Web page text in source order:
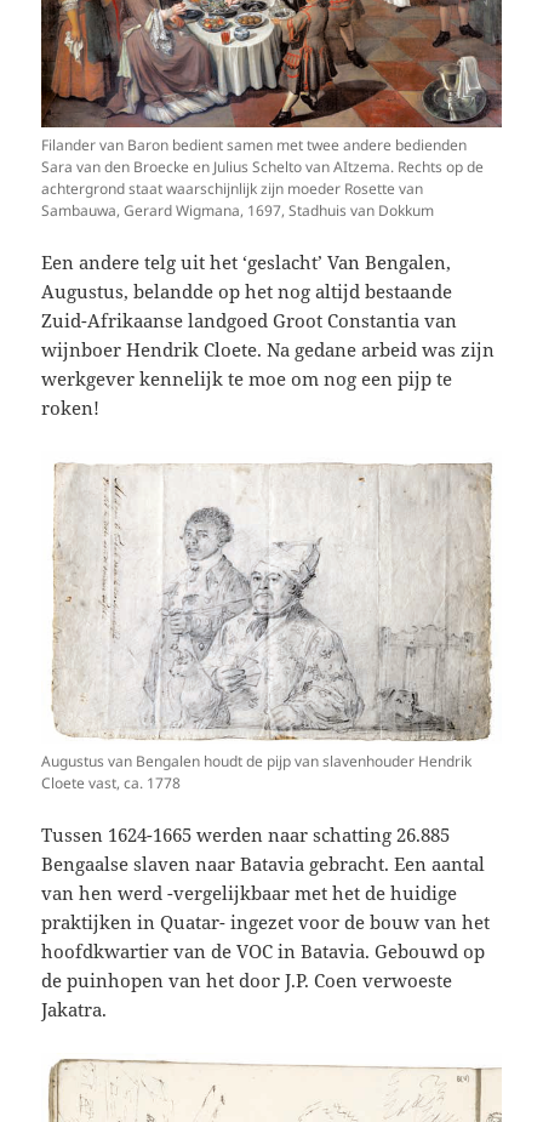
Filander van Baron bedient samen met twee andere bedienden
Sara van den Broecke en Julius Schelto van AItzema. Rechts op de
achtergrond staat waarschijnlijk zijn moeder Rosette van
Sambauwa, Gerard Wigmana, 1697, Stadhuis van Dokkum
Een andere telg uit het ‘geslacht’ Van Bengalen,
Augustus, belandde op het nog altijd bestaande
Zuid-Afrikaanse landgoed Groot Constantia van
wijnboer Hendrik Cloete. Na gedane arbeid was zijn
werkgever kennelijk te moe om nog een pijp te
roken!
Augustus van Bengalen houdt de pijp van slavenhouder Hendrik
Cloete vast, ca. 1778
Tussen 1624-1665 werden naar schatting 26.885
Bengaalse slaven naar Batavia gebracht. Een aantal
van hen werd -vergelijkbaar met het de huidige
praktijken in Quatar- ingezet voor de bouw van het
hoofdkwartier van de VOC in Batavia. Gebouwd op
de puinhopen van het door J.P. Coen verwoeste
Jakatra.